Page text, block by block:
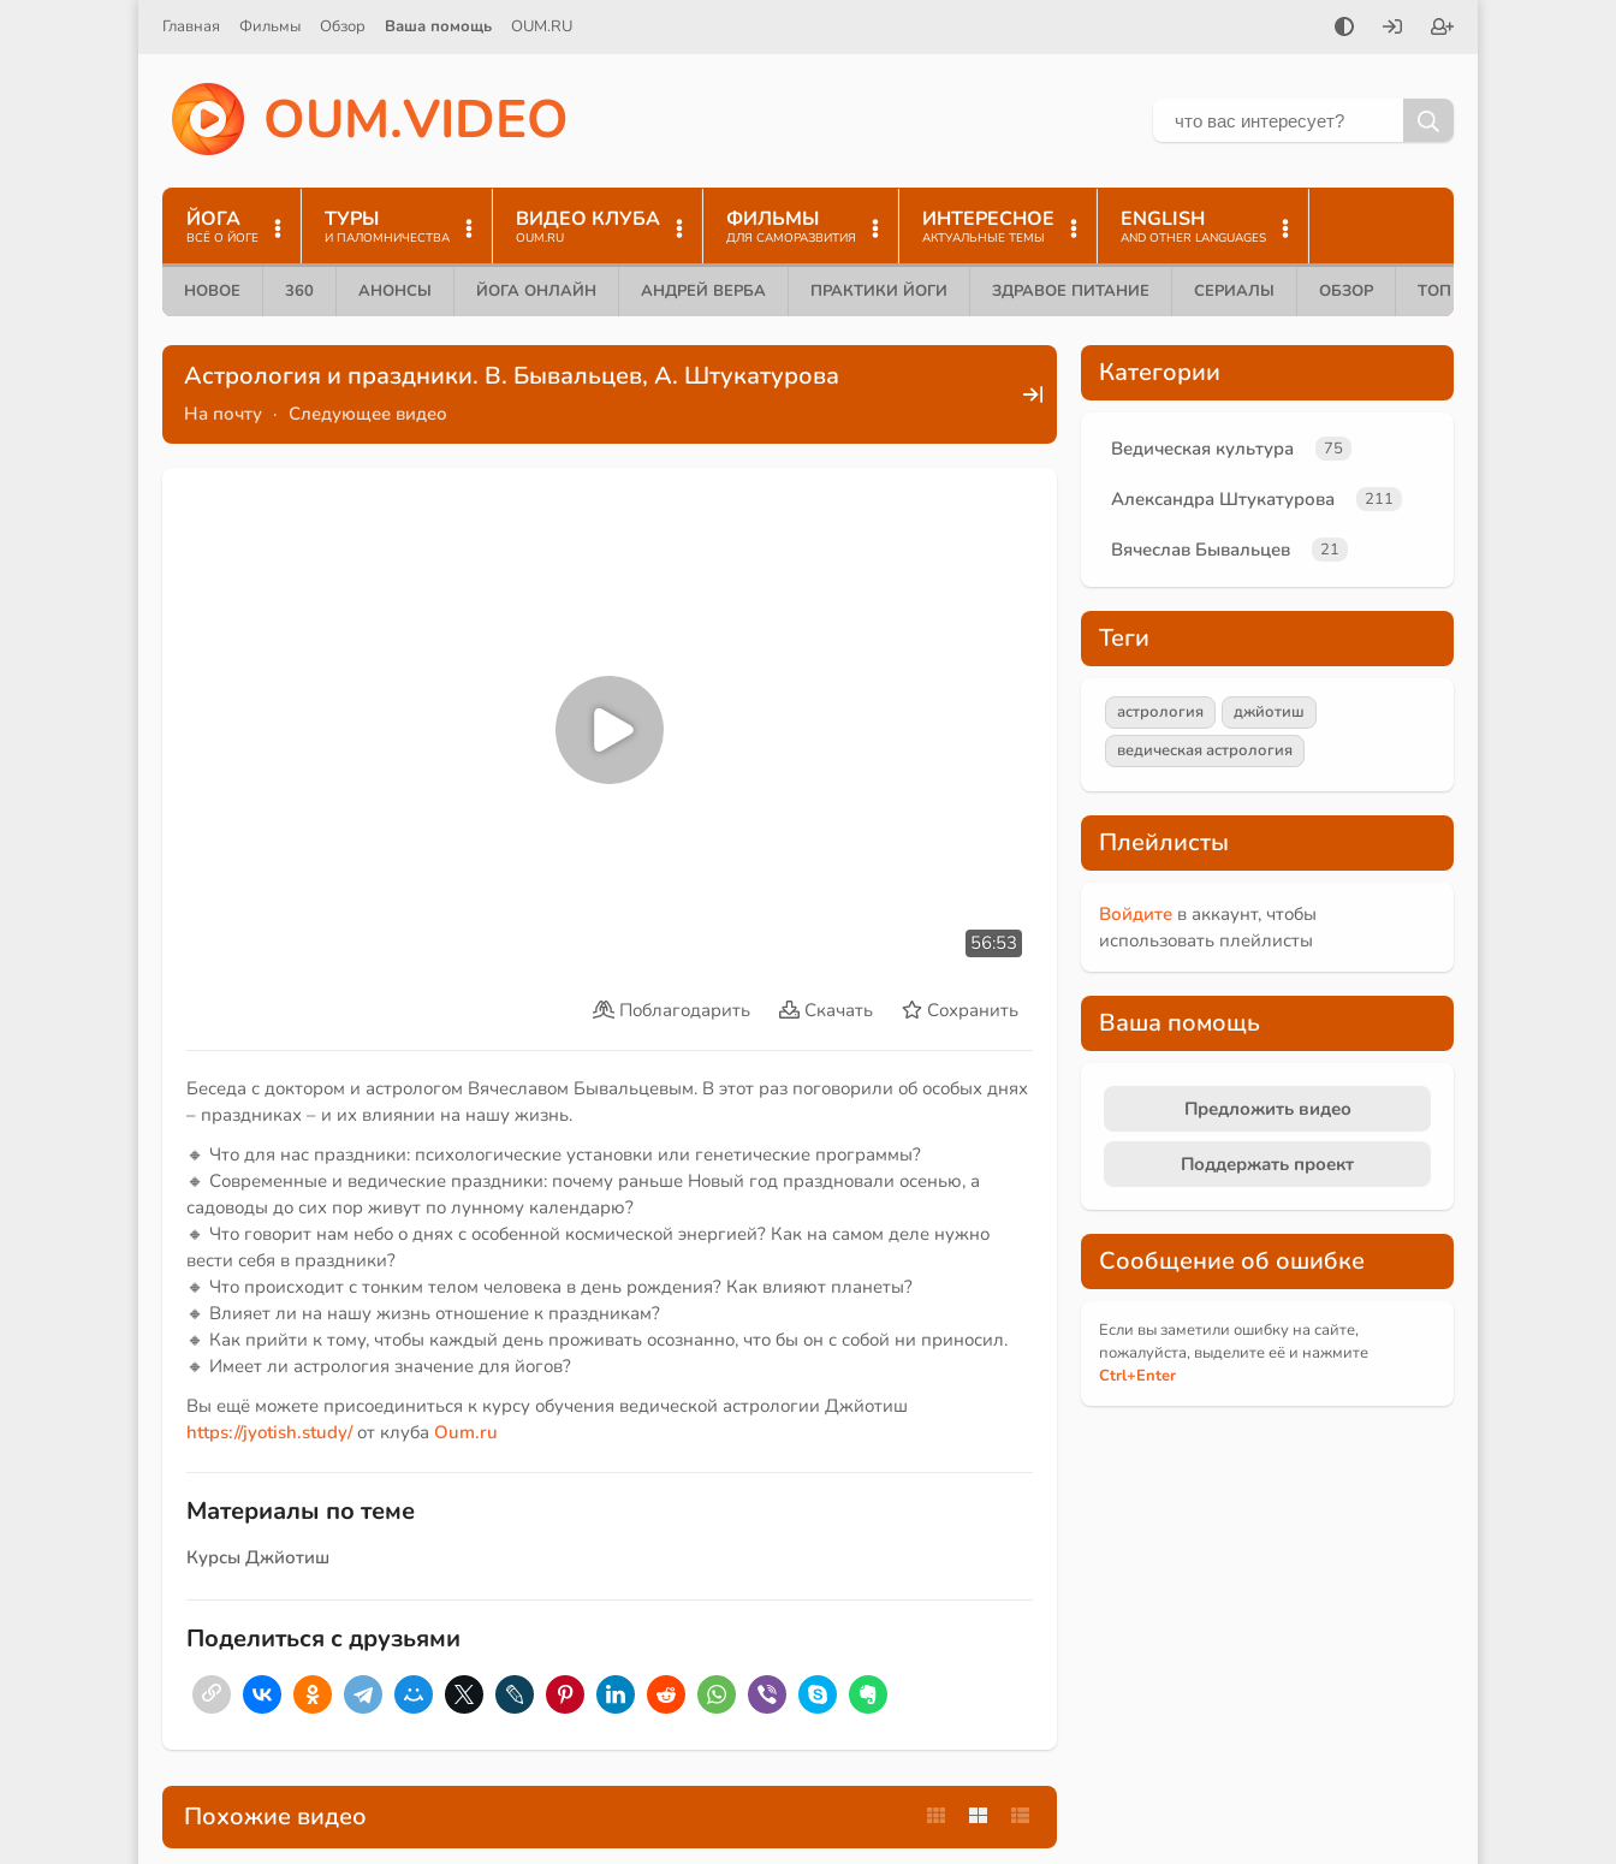
Главная Фильмы Обзор Ваша помощь OUM.RU
OUM.VIDEO
ЙОГА
ВСЁ О ЙОГЕ
ТУРЫ
И ПАЛОМНИЧЕСТВА
ВИДЕО КЛУБА
OUM.RU
ФИЛЬМЫ
ДЛЯ САМОРАЗВИТИЯ
ИНТЕРЕСНОЕ
АКТУАЛЬНЫЕ ТЕМЫ
ENGLISH
AND OTHER LANGUAGES
НОВОЕ 360 АНОНСЫ ЙОГА ОНЛАЙН АНДРЕЙ ВЕРБА ПРАКТИКИ ЙОГИ ЗДРАВОЕ ПИТАНИЕ СЕРИАЛЫ ОБЗОР ТОП 10
Астрология и праздники. В. Бывальцев, А. Штукатурова
На почту · Следующее видео
56:53
Поблагодарить Скачать Сохранить
Беседа с доктором и астрологом Вячеславом Бывальцевым. В этот раз поговорили об особых днях
– праздниках – и их влиянии на нашу жизнь.
🔸 Что для нас праздники: психологические установки или генетические программы?
🔸 Современные и ведические праздники: почему раньше Новый год праздновали осенью, а
садоводы до сих пор живут по лунному календарю?
🔸 Что говорит нам небо о днях с особенной космической энергией? Как на самом деле нужно
вести себя в праздники?
🔸 Что происходит с тонким телом человека в день рождения? Как влияют планеты?
🔸 Влияет ли на нашу жизнь отношение к праздникам?
🔸 Как прийти к тому, чтобы каждый день проживать осознанно, что бы он с собой ни приносил.
🔸 Имеет ли астрология значение для йогов?
Вы ещё можете присоединиться к курсу обучения ведической астрологии Джйотиш
https://jyotish.study/от клуба Oum.ru
Материалы по теме
Курсы Джйотиш
Поделиться с друзьями
Похожие видео
Категории
Ведическая культура 75
Александра Штукатурова 211
Вячеслав Бывальцев 21
Теги
астрология
джйотиш
ведическая астрология
Плейлисты
Войдите в аккаунт, чтобы
использовать плейлисты
Ваша помощь
Предложить видео
Поддержать проект
Сообщение об ошибке
Если вы заметили ошибку на сайте,
пожалуйста, выделите её и нажмите
Ctrl+Enter